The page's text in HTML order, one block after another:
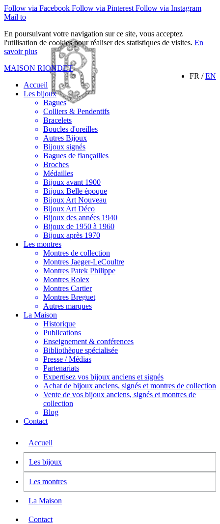
Follow via Facebook Follow via Pinterest Follow via Instagram
Mail to
En poursuivant votre navigation sur ce site, vous acceptez
l'utilisation de cookies pour réaliser des statistiques de visites. En
savoir plus
FR /EN
MAISON RIONDET
Accueil
Les bijoux
Bagues
Colliers & Pendentifs
Bracelets
Boucles d'oreilles
Autres Bijoux
Bijoux signés
Bagues de fiançailles
Broches
Médailles
Bijoux avant 1900
Bijoux Belle époque
Bijoux Art Nouveau
Bijoux Art Déco
Bijoux des années 1940
Bijoux de 1950 à 1960
Bijoux après 1970
Les montres
Montres de collection
Montres Jaeger-LeCoultre
Montres Patek Philippe
Montres Rolex
Montres Cartier
Montres Breguet
Autres marques
La Maison
Historique
Publications
Enseignement & conférences
Bibliothèque spécialisée
Presse / Médias
Partenariats
Expertisez vos bijoux anciens et signés
Achat de bijoux anciens, signés et montres de collection
Vente de vos bijoux anciens, signés et montres de
collection
Blog
Contact
Accueil
Les bijoux
Les montres
La Maison
Contact